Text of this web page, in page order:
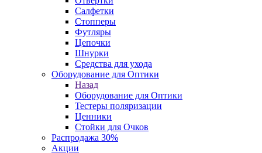
Салфетки
Стопперы
Футляры
Цепочки
Шнурки
Средства для ухода
Оборудование для Оптики
Назад
Оборудование для Оптики
Тестеры поляризации
Ценники
Стойки для Очков
Распродажа 30%
Акции